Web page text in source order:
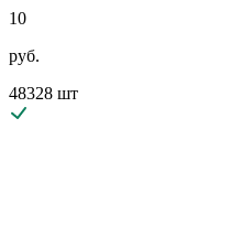
10
руб.
48328 шт